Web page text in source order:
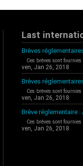
Last
Brèves
Ces brèves sont
ven, Jan 26, 2018
Brèves
Ces brèves sont
ven, Jan 26, 2018
Brève réglementaire :
Ces brèves sont
ven, Jan 26, 2018